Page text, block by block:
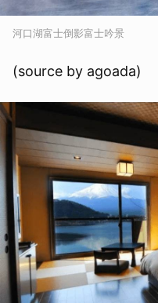
河口湖富士倒影富士吟景
(source by agoada)